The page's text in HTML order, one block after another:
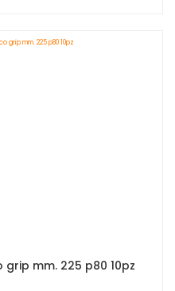
mm. 225 p80 10pz